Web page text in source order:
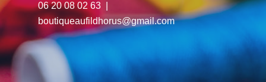
06 20 08 02 63 |
boutiqueaufildhorus@gmail.com